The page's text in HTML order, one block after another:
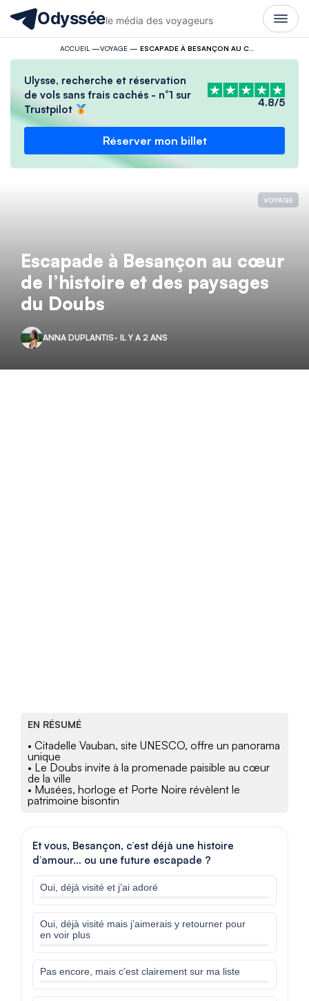
Odysséele média des voyageurs
ACCUEIL —VOYAGE— ESCAPADE À BESANÇON AU CŒUR DE L’HISTOIRE ET DES PAYSAGES DU DOUBS
Ulysse, recherche et réservation
de vols sans frais cachés - n°1 sur
Trustpilot
4.8/5
Réserver mon billet
VOYAGE
Escapade à Besançon au cœur
de l’histoire et des paysages
du Doubs
ANNA DUPLANTIS- IL Y A 2 ANS
EN RÉSUMÉ
• Citadelle Vauban, site UNESCO, offre un panorama
unique
• Le Doubs invite à la promenade paisible au cœur
de la ville
• Musées, horloge et Porte Noire révèlent le
patrimoine bisontin
Et vous, Besançon, c’est déjà une histoire
d’amour… ou une future escapade ?
Oui, déjà visité et j’ai adoré
Oui, déjà visité mais j’aimerais y retourner pour
en voir plus
Pas encore, mais c’est clairement sur ma liste